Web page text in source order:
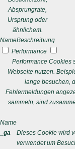
Absprungrate,
Ursprung oder
ähnlichem.
NameBeschreibung
Performance
Performance Cookies
Webseite nutzen.
lange besuchen,
Fehlermeldungen
sammeln, sind
Name
_ga
Dieses Cookie wird
verwendet um